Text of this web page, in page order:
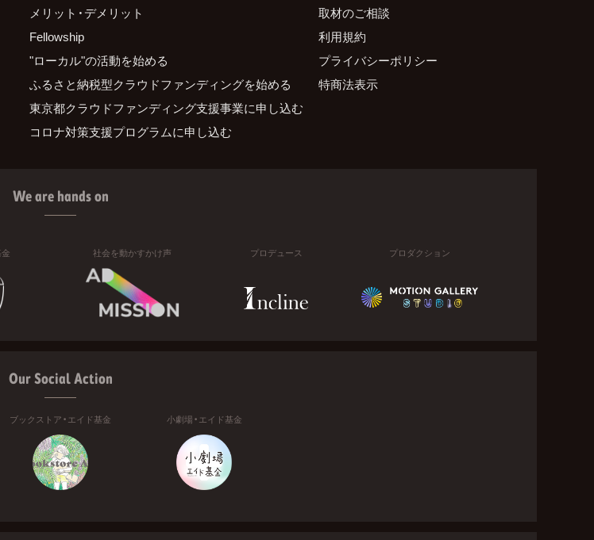
メリット・デメリット
Fellowship
"ローカル"の活動を始める
ふるさと納税型クラウドファンディングを始める
東京都クラウドファンディング支援事業に申し込む
コロナ対策支援プログラムに申し込む
取材のご相談
利用規約
プライバシーポリシー
特商法表示
We are hands on
社会を動かすかけ声 プロデュース プロダクション
Our Social Action
ブックストア・エイド基金 小劇場・エイド基金